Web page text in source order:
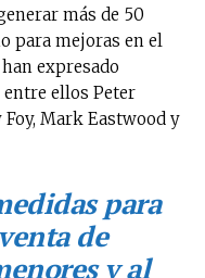
más de 50
para mejoras en el
expresado
ellos Peter
Mark Eastwood y
para
de
y al